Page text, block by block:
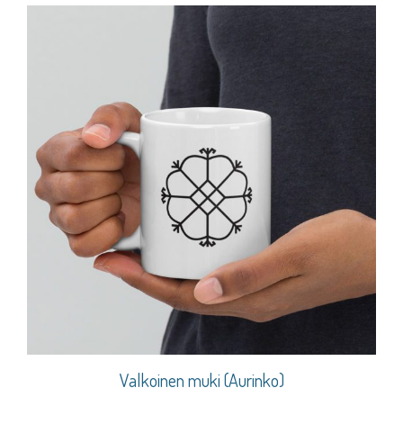
Valkoinen muki (Aurinko)